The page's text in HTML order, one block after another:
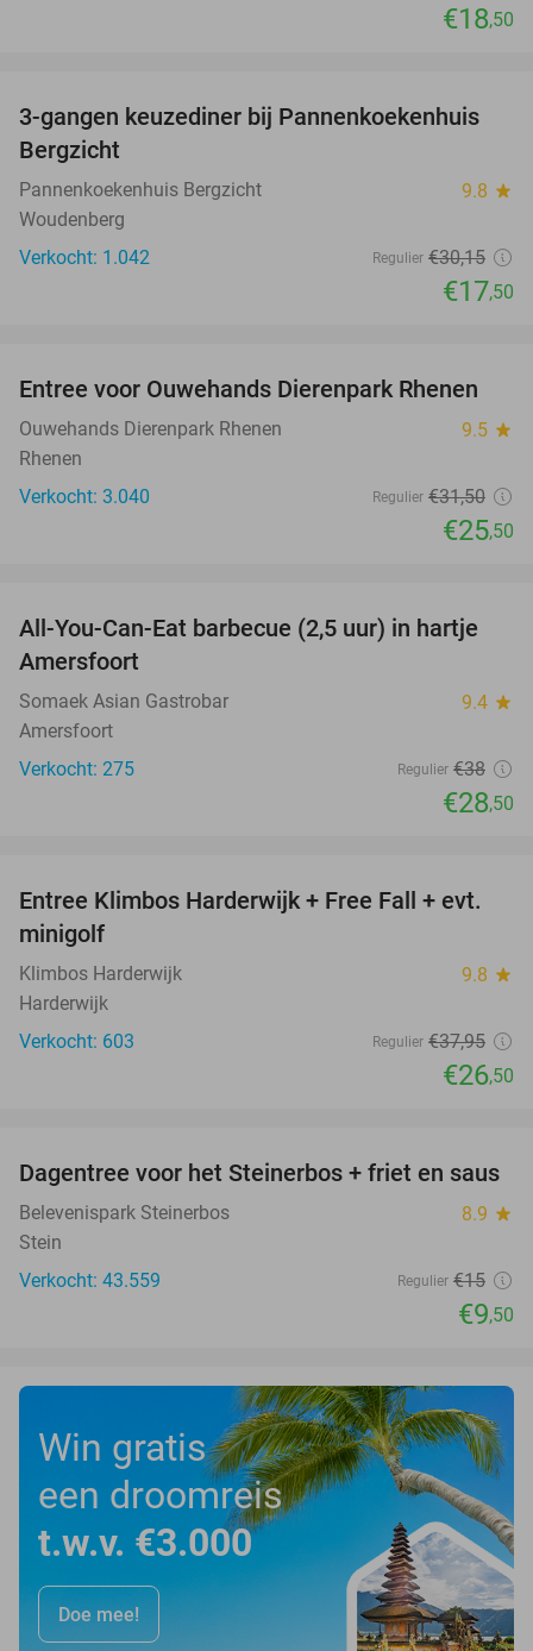
€18,50
42%
3-gangen keuzediner bij Pannenkoekenhuis
Bergzicht
Pannenkoekenhuis Bergzicht 9.8 star
Woudenberg
Verkocht: 1.042
Regulier €30,15
€17,50
19%
Entree voor Ouwehands Dierenpark Rhenen
Ouwehands Dierenpark Rhenen 9.5 star
Rhenen
Verkocht: 3.040
Regulier €31,50
€25,50
25%
All-You-Can-Eat barbecue (2,5 uur) in hartje
Amersfoort
Somaek Asian Gastrobar 9.4 star
Amersfoort
Verkocht: 275
Regulier €38
€28,50
30%
Entree Klimbos Harderwijk + Free Fall + evt.
minigolf
Klimbos Harderwijk 9.8 star
Harderwijk
Verkocht: 603
Regulier €37,95
€26,50
37%
Dagentree voor het Steinerbos + friet en saus
Belevenispark Steinerbos 8.9 star
Stein
Verkocht: 43.559
Regulier €15
€9,50
Win gratis
een droomreis
t.w.v. €3.000
Doe mee!